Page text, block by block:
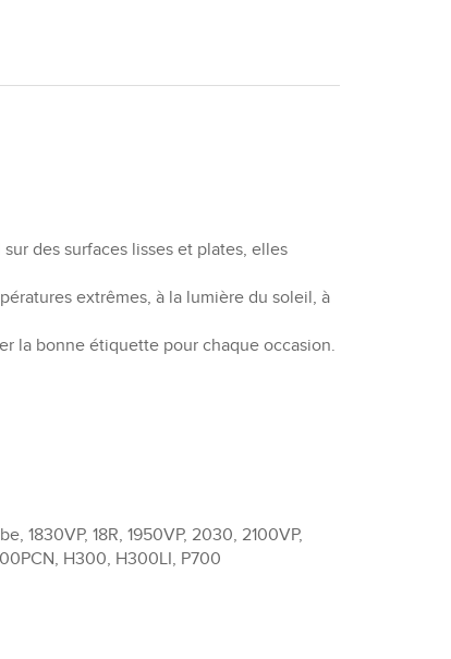
des surfaces lisses et plates, elles
extrêmes, à la lumière du soleil, à
la bonne étiquette pour chaque occasion.
1830VP, 18R, 1950VP, 2030, 2100VP,
H300, H300LI, P700